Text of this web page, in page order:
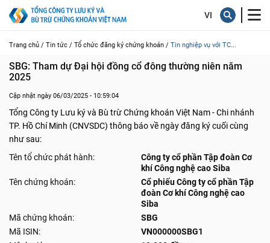
Trang chủ / Tin tức / Tổ chức đăng ký chứng khoán / Tin nghiệp vụ với TC...
SBG: Tham dự Đại hội đồng cổ đông thường niên năm
2025
Cập nhật ngày 06/03/2025 - 10:59:04
Tổng Công ty Lưu ký và Bù trừ Chứng khoán Việt Nam - Chi nhánh
TP. Hồ Chí Minh (CNVSDC) thông báo về ngày đăng ký cuối cùng
như sau:
Tên tổ chức phát hành:
Công ty cổ phần Tập đoàn Cơ
khí Công nghệ cao Siba
Tên chứng khoán:
Cổ phiếu Công ty cổ phần Tập
đoàn Cơ khí Công nghệ cao
Siba
Mã chứng khoán:
SBG
Mã ISIN:
VN000000SBG1